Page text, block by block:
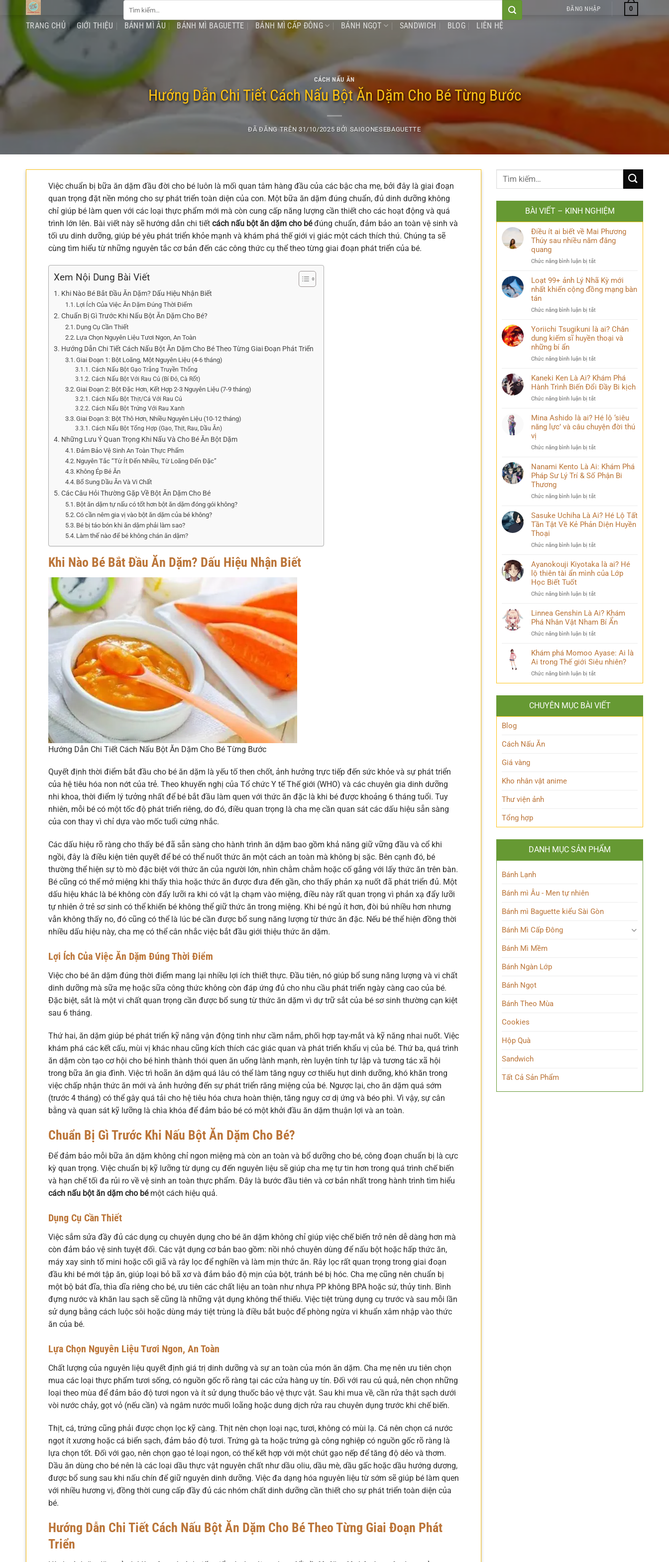
nội
dung
kiếm:
ĐĂNG NHẬP 0
TRANG CHỦ GIỚI THIỆU BÁNH MÌ ÂU BÁNH MÌ BAGUETTE BÁNH MÌ CẤP ĐÔNG BÁNH NGỌT SANDWICH BLOG LIÊN HỆ
CÁCH NẤU ĂN
Hướng Dẫn Chi Tiết Cách Nấu Bột Ăn Dặm Cho Bé Từng Bước
ĐÃ ĐĂNG TRÊN 31/10/2025 BỞI SAIGONESEBAGUETTE
Việc chuẩn bị bữa ăn dặm đầu đời cho bé luôn là mối quan tâm hàng đầu của các bậc cha mẹ, bởi đây là giai đoạn
quan trọng đặt nền móng cho sự phát triển toàn diện của con. Một bữa ăn dặm đúng chuẩn, đủ dinh dưỡng không
chỉ giúp bé làm quen với các loại thực phẩm mới mà còn cung cấp năng lượng cần thiết cho các hoạt động và quá
trình lớn lên. Bài viết này sẽ hướng dẫn chi tiết cách nấu bột ăn dặm cho béđúng chuẩn, đảm bảo an toàn vệ sinh và
tối ưu dinh dưỡng, giúp bé yêu phát triển khỏe mạnh và khám phá thế giới vị giác một cách thích thú. Chúng ta sẽ
cùng tìm hiểu từ những nguyên tắc cơ bản đến các công thức cụ thể theo từng giai đoạn phát triển của bé.
Xem Nội Dung Bài Viết
Khi Nào Bé Bắt Đầu Ăn Dặm? Dấu Hiệu Nhận Biết
Lợi Ích Của Việc Ăn Dặm Đúng Thời Điểm
Chuẩn Bị Gì Trước Khi Nấu Bột Ăn Dặm Cho Bé?
Dụng Cụ Cần Thiết
Lựa Chọn Nguyên Liệu Tươi Ngon, An Toàn
Hướng Dẫn Chi Tiết Cách Nấu Bột Ăn Dặm Cho Bé Theo Từng Giai Đoạn Phát Triển
Giai Đoạn 1: Bột Loãng, Một Nguyên Liệu (4-6 tháng)
Cách Nấu Bột Gạo Trắng Truyền Thống
Cách Nấu Bột Với Rau Củ (Bí Đỏ, Cà Rốt)
Giai Đoạn 2: Bột Đặc Hơn, Kết Hợp 2-3 Nguyên Liệu (7-9 tháng)
Cách Nấu Bột Thịt/Cá Với Rau Củ
Cách Nấu Bột Trứng Với Rau Xanh
Giai Đoạn 3: Bột Thô Hơn, Nhiều Nguyên Liệu (10-12 tháng)
Cách Nấu Bột Tổng Hợp (Gạo, Thịt, Rau, Dầu Ăn)
Những Lưu Ý Quan Trọng Khi Nấu Và Cho Bé Ăn Bột Dặm
Đảm Bảo Vệ Sinh An Toàn Thực Phẩm
Nguyên Tắc “Từ Ít Đến Nhiều, Từ Loãng Đến Đặc”
Không Ép Bé Ăn
Bổ Sung Dầu Ăn Và Vi Chất
Các Câu Hỏi Thường Gặp Về Bột Ăn Dặm Cho Bé
Bột ăn dặm tự nấu có tốt hơn bột ăn dặm đóng gói không?
Có cần nêm gia vị vào bột ăn dặm của bé không?
Bé bị táo bón khi ăn dặm phải làm sao?
Làm thế nào để bé không chán ăn dặm?
Khi Nào Bé Bắt Đầu Ăn Dặm? Dấu Hiệu Nhận Biết
Hướng Dẫn Chi Tiết Cách Nấu Bột Ăn Dặm Cho Bé Từng Bước
Quyết định thời điểm bắt đầu cho bé ăn dặm là yếu tố then chốt, ảnh hưởng trực tiếp đến sức khỏe và sự phát triển
của hệ tiêu hóa non nớt của trẻ. Theo khuyến nghị của Tổ chức Y tế Thế giới (WHO) và các chuyên gia dinh dưỡng
nhi khoa, thời điểm lý tưởng nhất để bé bắt đầu làm quen với thức ăn đặc là khi bé được khoảng 6 tháng tuổi. Tuy
nhiên, mỗi bé có một tốc độ phát triển riêng, do đó, điều quan trọng là cha mẹ cần quan sát các dấu hiệu sẵn sàng
của con thay vì chỉ dựa vào mốc tuổi cứng nhắc.
Các dấu hiệu rõ ràng cho thấy bé đã sẵn sàng cho hành trình ăn dặm bao gồm khả năng giữ vững đầu và cổ khi
ngồi, đây là điều kiện tiên quyết để bé có thể nuốt thức ăn một cách an toàn mà không bị sặc. Bên cạnh đó, bé
thường thể hiện sự tò mò đặc biệt với thức ăn của người lớn, nhìn chằm chằm hoặc cố gắng với lấy thức ăn trên bàn.
Bé cũng có thể mở miệng khi thấy thìa hoặc thức ăn được đưa đến gần, cho thấy phản xạ nuốt đã phát triển đủ. Một
dấu hiệu khác là bé không còn đẩy lưỡi ra khi có vật lạ chạm vào miệng, điều này rất quan trọng vì phản xạ đẩy lưỡi
tự nhiên ở trẻ sơ sinh có thể khiến bé không thể giữ thức ăn trong miệng. Khi bé ngủ ít hơn, đòi bú nhiều hơn nhưng
vẫn không thấy no, đó cũng có thể là lúc bé cần được bổ sung năng lượng từ thức ăn đặc. Nếu bé thể hiện đồng thời
nhiều dấu hiệu này, cha mẹ có thể cân nhắc việc bắt đầu giới thiệu thức ăn dặm.
Lợi Ích Của Việc Ăn Dặm Đúng Thời Điểm
Việc cho bé ăn dặm đúng thời điểm mang lại nhiều lợi ích thiết thực. Đầu tiên, nó giúp bổ sung năng lượng và vi chất
dinh dưỡng mà sữa mẹ hoặc sữa công thức không còn đáp ứng đủ cho nhu cầu phát triển ngày càng cao của bé.
Đặc biệt, sắt là một vi chất quan trọng cần được bổ sung từ thức ăn dặm vì dự trữ sắt của bé sơ sinh thường cạn kiệt
sau 6 tháng.
Thứ hai, ăn dặm giúp bé phát triển kỹ năng vận động tinh như cầm nắm, phối hợp tay-mắt và kỹ năng nhai nuốt. Việc
khám phá các kết cấu, mùi vị khác nhau cũng kích thích các giác quan và phát triển khẩu vị của bé. Thứ ba, quá trình
ăn dặm còn tạo cơ hội cho bé hình thành thói quen ăn uống lành mạnh, rèn luyện tính tự lập và tương tác xã hội
trong bữa ăn gia đình. Việc trì hoãn ăn dặm quá lâu có thể làm tăng nguy cơ thiếu hụt dinh dưỡng, khó khăn trong
việc chấp nhận thức ăn mới và ảnh hưởng đến sự phát triển răng miệng của bé. Ngược lại, cho ăn dặm quá sớm
(trước 4 tháng) có thể gây quá tải cho hệ tiêu hóa chưa hoàn thiện, tăng nguy cơ dị ứng và béo phì. Vì vậy, sự cân
bằng và quan sát kỹ lưỡng là chìa khóa để đảm bảo bé có một khởi đầu ăn dặm thuận lợi và an toàn.
Chuẩn Bị Gì Trước Khi Nấu Bột Ăn Dặm Cho Bé?
Để đảm bảo mỗi bữa ăn dặm không chỉ ngon miệng mà còn an toàn và bổ dưỡng cho bé, công đoạn chuẩn bị là cực
kỳ quan trọng. Việc chuẩn bị kỹ lưỡng từ dụng cụ đến nguyên liệu sẽ giúp cha mẹ tự tin hơn trong quá trình chế biến
và hạn chế tối đa rủi ro về vệ sinh an toàn thực phẩm. Đây là bước đầu tiên và cơ bản nhất trong hành trình tìm hiểu
cách nấu bột ăn dặm cho bémột cách hiệu quả.
Dụng Cụ Cần Thiết
Việc sắm sửa đầy đủ các dụng cụ chuyên dụng cho bé ăn dặm không chỉ giúp việc chế biến trở nên dễ dàng hơn mà
còn đảm bảo vệ sinh tuyệt đối. Các vật dụng cơ bản bao gồm: nồi nhỏ chuyên dùng để nấu bột hoặc hấp thức ăn,
máy xay sinh tố mini hoặc cối giã và rây lọc để nghiền và làm mịn thức ăn. Rây lọc rất quan trọng trong giai đoạn
đầu khi bé mới tập ăn, giúp loại bỏ bã xơ và đảm bảo độ mịn của bột, tránh bé bị hóc. Cha mẹ cũng nên chuẩn bị
một bộ bát đĩa, thìa dĩa riêng cho bé, ưu tiên các chất liệu an toàn như nhựa PP không BPA hoặc sứ, thủy tinh. Bình
đựng nước và khăn lau sạch sẽ cũng là những vật dụng không thể thiếu. Việc tiệt trùng dụng cụ trước và sau mỗi lần
sử dụng bằng cách luộc sôi hoặc dùng máy tiệt trùng là điều bắt buộc để phòng ngừa vi khuẩn xâm nhập vào thức
ăn của bé.
Lựa Chọn Nguyên Liệu Tươi Ngon, An Toàn
Chất lượng của nguyên liệu quyết định giá trị dinh dưỡng và sự an toàn của món ăn dặm. Cha mẹ nên ưu tiên chọn
mua các loại thực phẩm tươi sống, có nguồn gốc rõ ràng tại các cửa hàng uy tín. Đối với rau củ quả, nên chọn những
loại theo mùa để đảm bảo độ tươi ngon và ít sử dụng thuốc bảo vệ thực vật. Sau khi mua về, cần rửa thật sạch dưới
vòi nước chảy, gọt vỏ (nếu cần) và ngâm nước muối loãng hoặc dung dịch rửa rau chuyên dụng trước khi chế biến.
Thịt, cá, trứng cũng phải được chọn lọc kỹ càng. Thịt nên chọn loại nạc, tươi, không có mùi lạ. Cá nên chọn cá nước
ngọt ít xương hoặc cá biển sạch, đảm bảo độ tươi. Trứng gà ta hoặc trứng gà công nghiệp có nguồn gốc rõ ràng là
lựa chọn tốt. Đối với gạo, nên chọn gạo tẻ loại ngon, có thể kết hợp với một chút gạo nếp để tăng độ dẻo và thơm.
Dầu ăn dùng cho bé nên là các loại dầu thực vật nguyên chất như dầu oliu, dầu mè, dầu gấc hoặc dầu hướng dương,
được bổ sung sau khi nấu chín để giữ nguyên dinh dưỡng. Việc đa dạng hóa nguyên liệu từ sớm sẽ giúp bé làm quen
với nhiều hương vị, đồng thời cung cấp đầy đủ các nhóm chất dinh dưỡng cần thiết cho sự phát triển toàn diện của
bé.
Hướng Dẫn Chi Tiết Cách Nấu Bột Ăn Dặm Cho Bé Theo Từng Giai Đoạn Phát
Triển
BÀI VIẾT – KINH NGHIỆM
Điều ít ai biết về Mai Phương
Thúy sau nhiều năm đăng
quang
Chức năng bình luận bị tắt
ít
biết
Mai
Thúy
sau
đăng
Loạt 99+ ảnh Lý Nhã Kỳ mới
nhất khiến cộng đồng mạng bàn
tán
Chức năng bình luận bị tắt
99+
ảnh
Kỳ
nhất
khiến
đồng
bàn
tán
Yoriichi Tsugikuni là ai? Chân
dung kiếm sĩ huyền thoại và
những bí ẩn
Chức năng bình luận bị tắt
Tsugikuni
là
Chân
kiếm
sĩ
và
bí
ẩn
Kaneki Ken Là Ai? Khám Phá
Hành Trình Biến Đổi Đầy Bi kịch
Chức năng bình luận bị tắt
Ken
Ai?
Phá
Trình
Biến
Bi
Mina Ashido là ai? Hé lộ ‘siêu
năng lực’ và câu chuyện đời thú
vị
Chức năng bình luận bị tắt
Ashido
là
lộ
năng
lực’
chuyện
thú
vị
Nanami Kento Là Ai: Khám Phá
Pháp Sư Lý Trí & Số Phận Bi
Thương
Chức năng bình luận bị tắt
Kento
Là
Phá
Sư
Lý
Số
Bi
Thương
Sasuke Uchiha Là Ai? Hé Lộ Tất
Tần Tật Về Kẻ Phản Diện Huyền
Thoại
Chức năng bình luận bị tắt
Uchiha
Lộ
Tần
Tật
Kẻ
Diện
Huyền
Ayanokouji Kiyotaka là ai? Hé
lộ thiên tài ẩn mình của Lớp
Học Biết Tuốt
Chức năng bình luận bị tắt
Kiyotaka
Hé
thiên
tài
Lớp
Học
Linnea Genshin Là Ai? Khám
Phá Nhân Vật Nham Bí Ẩn
Chức năng bình luận bị tắt
Genshin
Là
Khám
Phá
Vật
Nham
Bí
Khám phá Momoo Ayase: Ai là
Ai trong Thế giới Siêu nhiên?
Chức năng bình luận bị tắt
Khám
Ayase:
Ai
CHUYÊN MỤC BÀI VIẾT
Blog
Cách Nấu Ăn
Giá vàng
Kho nhân vật anime
Thư viện ảnh
Tổng hợp
DANH MỤC SẢN PHẨM
Bánh Lạnh
Bánh mì Âu - Men tự nhiên
Bánh mì Baguette kiểu Sài Gòn
Bánh Mì Cấp Đông
Bánh Mì Mềm
Bánh Ngàn Lớp
Bánh Ngọt
Bánh Theo Mùa
Cookies
Hộp Quà
Sandwich
Tất Cả Sản Phẩm